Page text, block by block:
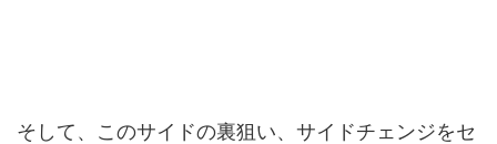
そして、このサイドの裏狙い、サイドチェンジをセ